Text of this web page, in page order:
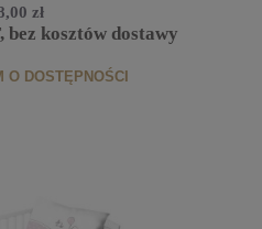
zł
kosztów dostawy
O DOSTĘPNOŚCI